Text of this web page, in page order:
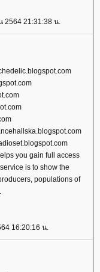
2564 21:31:38 น.
you gain full access
is to show the
populations of
16:20:16 น.